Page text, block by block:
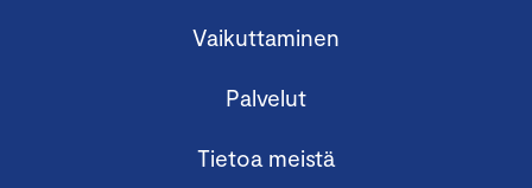
Vaikuttaminen
Palvelut
Tietoa meistä